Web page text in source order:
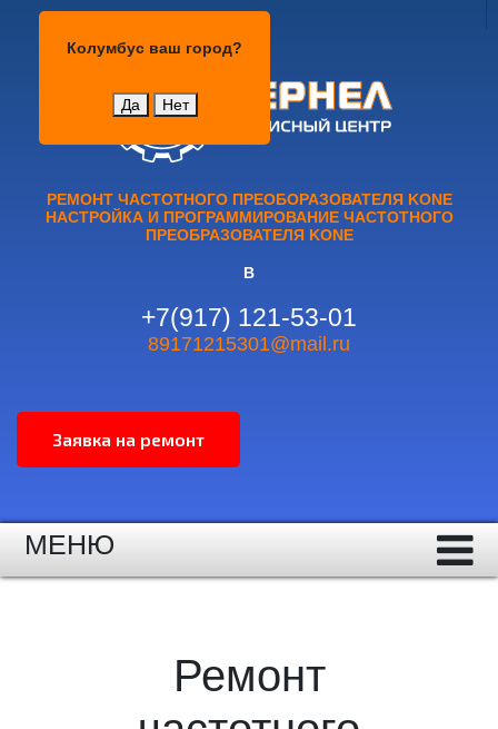
Колумбус ваш город?
Да Нет
РЕМОНТ ЧАСТОТНОГО ПРЕОБОРАЗОВАТЕЛЯ KONE
НАСТРОЙКА И ПРОГРАММИРОВАНИЕ ЧАСТОТНОГО
ПРЕОБРАЗОВАТЕЛЯ KONE
В
+7(917) 121-53-01
89171215301@mail.ru
МЕНЮ
Ремонт